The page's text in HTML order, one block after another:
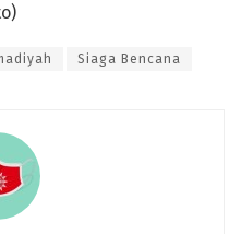
Siaga Bencana